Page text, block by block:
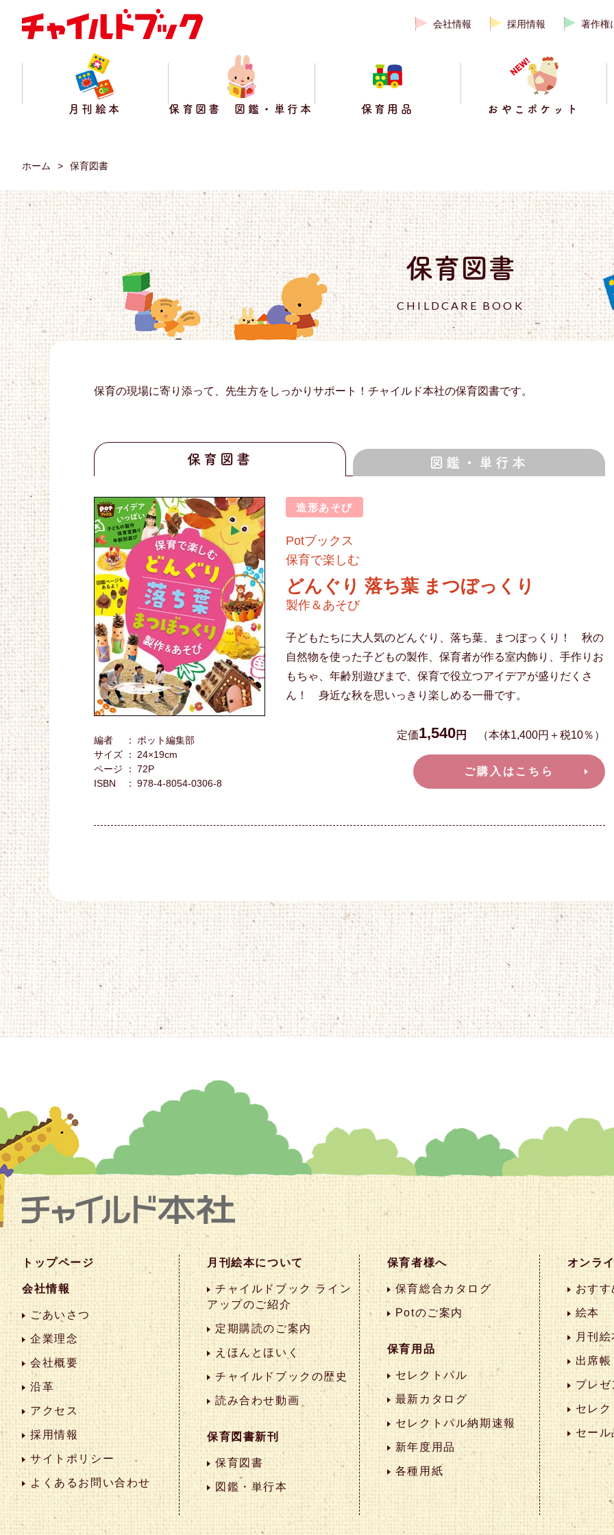
会社情報 採用情報 著作権
月刊絵本 保育図書 図鑑・単行本 保育用品 おやこポケット
ホーム 保育図書
保育図書
CHILDCARE BOOK
保育の現場に寄り添って、先生方をしっかりサポート！チャイルド本社の保育図書です。
保育図書 図鑑・単行本
編者
ポット編集部
サイズ
24×19cm
ページ
72P
ISBN
978-4-8054-0306-8
造形あそび
Potブックス
保育で楽しむ
どんぐり 落ち葉 まつぼっくり
製作＆あそび
子どもたちに大人気のどんぐり、落ち葉、まつぼっくり！ 秋の
自然物を使った子どもの製作、保育者が作る室内飾り、手作りお
もちゃ、年齢別遊びまで、保育で役立つアイデアが盛りだくさ
ん！ 身近な秋を思いっきり楽しめる一冊です。
定価1,540円 （本体1,400円＋税10％）
ご購入はこちら
トップページ
会社情報
ごあいさつ
企業理念
会社概要
沿革
アクセス
採用情報
サイトポリシー
よくあるお問い合わせ
月刊絵本について
チャイルドブック ライン
アップのご紹介
定期購読のご案内
えほんとほいく
チャイルドブックの歴史
読み合わせ動画
保育図書新刊
保育図書
図鑑・単行本
保育者様へ
保育総合カタログ
Potのご案内
保育用品
セレクトパル
最新カタログ
セレクトパル納期速報
新年度用品
各種用紙
オンラ
おす
絵本
月刊
出席
プレ
セレ
セール